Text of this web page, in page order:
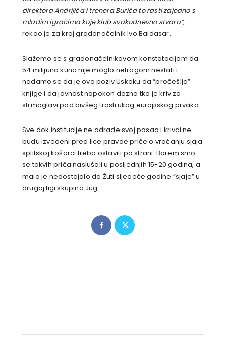
direktora Andrijića i trenera Burića to rasti zajedno s
mladim igračima koje klub svakodnevno stvara”,
rekao je za kraj gradonačelnik Ivo Baldasar.
Slažemo se s gradonačelnikovom konstatacijom da
54 milijuna kuna nije moglo netragom nestati i
nadamo se da je ovo poziv Uskoku da “pročešlja”
knjige i da javnost napokon dozna tko je kriv za
strmoglavi pad bivšeg trostrukog europskog prvaka.
Sve dok institucije ne odrade svoj posao i krivci ne
budu izvedeni pred lice pravde priče o vraćanju sjaja
splitskoj košarci treba ostaviti po strani. Barem smo
se takvih priča naslušali u posljednjih 15-20 godina, a
malo je nedostajalo da Žuti sljedeće godine “sjaje” u
drugoj ligi skupina Jug.